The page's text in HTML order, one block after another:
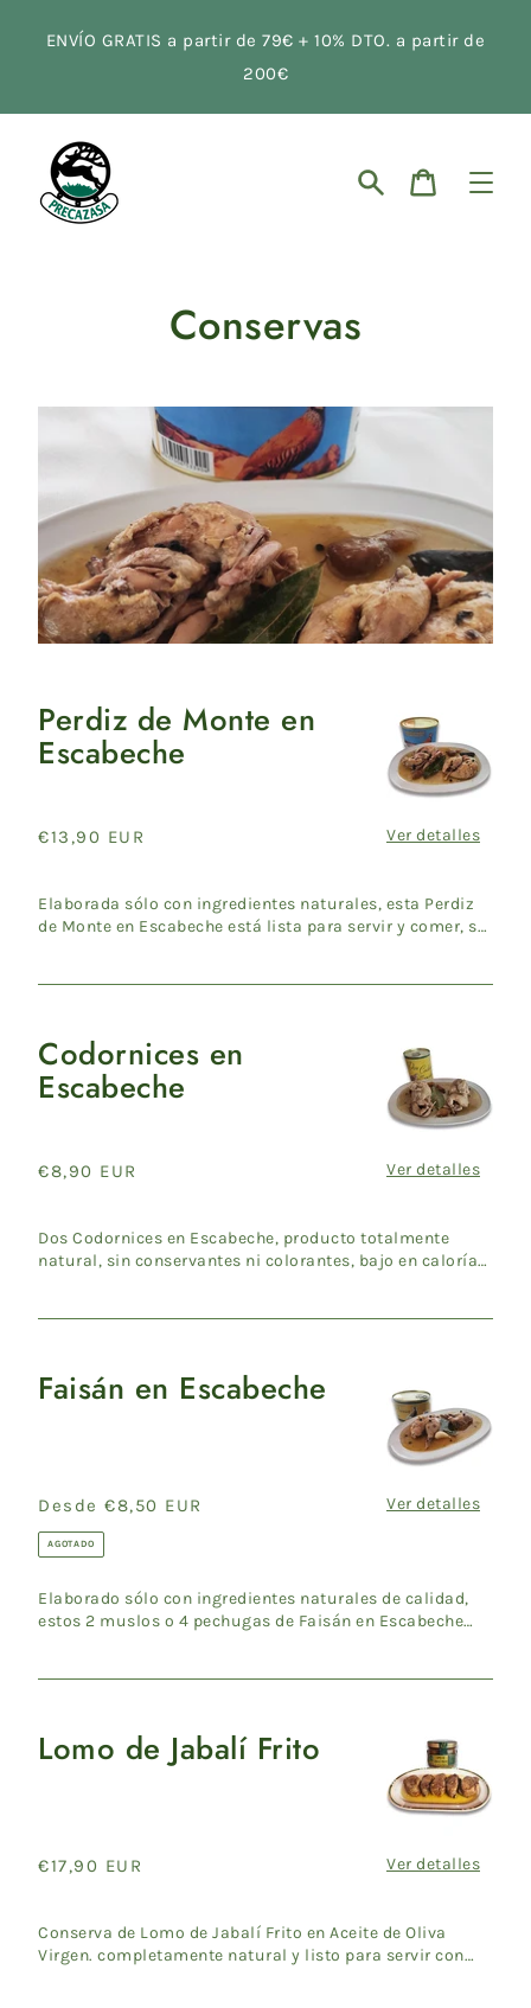
directamente
ENVÍO GRATIS a partir de 79€ + 10% DTO. a partir de
200€
Conservas
Perdiz
de
Escabeche
Perdiz de Monte en
Escabeche
Precio
€13,90 EUR Ver detalles
Elaborada sólo con ingredientes naturales, esta Perdiz
de Monte en Escabeche está lista para servir y comer, se
Codornices
en
Codornices en
Escabeche
Precio
€8,90 EUR Ver detalles
Dos Codornices en Escabeche, producto totalmente
natural, sin conservantes ni colorantes, bajo en calorías
Faisán
Faisán en Escabeche
Precio
habitual
Desde €8,50 EUR
AGOTADO
Ver detalles
Elaborado sólo con ingredientes naturales de calidad,
estos 2 muslos o 4 pechugas de Faisán en Escabeche
Lomo
Lomo de Jabalí Frito
Precio
€17,90 EUR Ver detalles
Conserva de Lomo de Jabalí Frito en Aceite de Oliva
Virgen. completamente natural y listo para servir con